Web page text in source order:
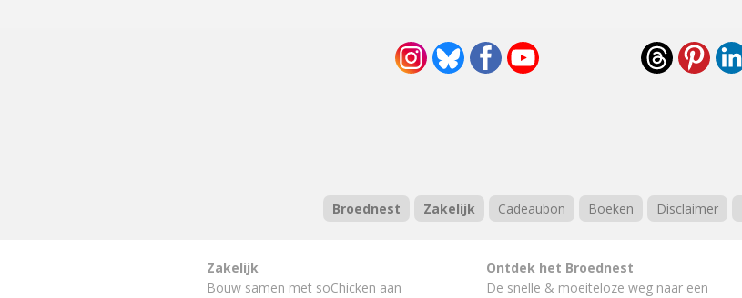
Broednest Zakelijk Cadeaubon Boeken Disclaimer
Zakelijk
Bouw samen met soChicken aan
Ontdek het Broednest
De snelle & moeiteloze weg naar een